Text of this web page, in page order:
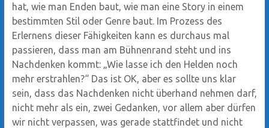
hat, wie man Enden baut, wie man eine Story in einem
bestimmten Stil oder Genre baut. Im Prozess des
Erlernens dieser Fähigkeiten kann es durchaus mal
passieren, dass man am Bühnenrand steht und ins
Nachdenken kommt: „Wie lasse ich den Helden noch
mehr erstrahlen?“ Das ist OK, aber es sollte uns klar
sein, dass das Nachdenken nicht überhand nehmen darf,
nicht mehr als ein, zwei Gedanken, vor allem aber dürfen
wir nicht verpassen, was gerade stattfindet und nicht